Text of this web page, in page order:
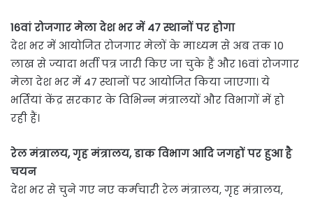
16वां रोजगार मेला देश भर में 47 स्थानों पर होगा
देश भर में आयोजित रोजगार मेलों के माध्यम से अब तक 10
लाख से ज्यादा भर्ती पत्र जारी किए जा चुके हैं और 16वां रोजगार
मेला देश भर में 47 स्थानों पर आयोजित किया जाएगा। ये
भर्तियां केंद्र सरकार के विभिन्न मंत्रालयों और विभागों में हो
रही हैं।
रेल मंत्रालय, गृह मंत्रालय, डाक विभाग आदि जगहों पर हुआ है
चयन
देश भर से चुने गए नए कर्मचारी रेल मंत्रालय, गृह मंत्रालय,